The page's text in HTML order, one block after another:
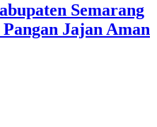
Semarang
Jajan Aman